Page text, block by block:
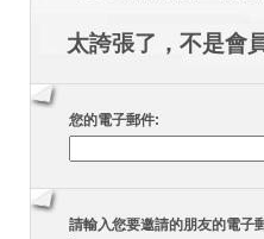
太誇張了，不是會
您的電子郵件:
請輸入您要邀請的朋友的電子